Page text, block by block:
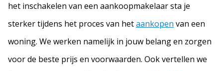
het inschakelen van een aankoopmakelaar sta je
sterker tijdens het proces van hetaankopen van een
woning. We werken namelijk in jouw belang en zorgen
voor de beste prijs en voorwaarden. Ook vertellen we